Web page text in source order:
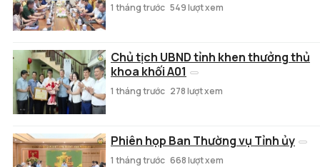
1 tháng trước 549 lượt xem
Chủ tịch UBND tỉnh khen thưởng thủ
khoa khối A01
1 tháng trước 278 lượt xem
Phiên họp Ban Thường vụ Tỉnh ủy
1 tháng trước 668 lượt xem